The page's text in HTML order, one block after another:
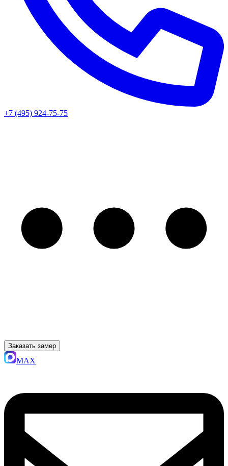
+7 (495) 924-75-75
Заказать замер
MAX